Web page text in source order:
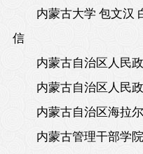
内蒙古大学 包文汉
信
内蒙古自治区人民
内蒙古自治区人民
内蒙古自治区海拉
内蒙古管理干部学